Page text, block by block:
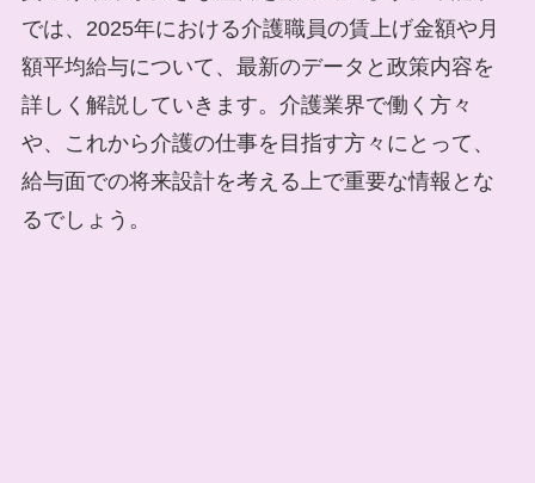
では、2025年における介護職員の賃上げ金額や月
額平均給与について、最新のデータと政策内容を
詳しく解説していきます。介護業界で働く方々
や、これから介護の仕事を目指す方々にとって、
給与面での将来設計を考える上で重要な情報とな
るでしょう。